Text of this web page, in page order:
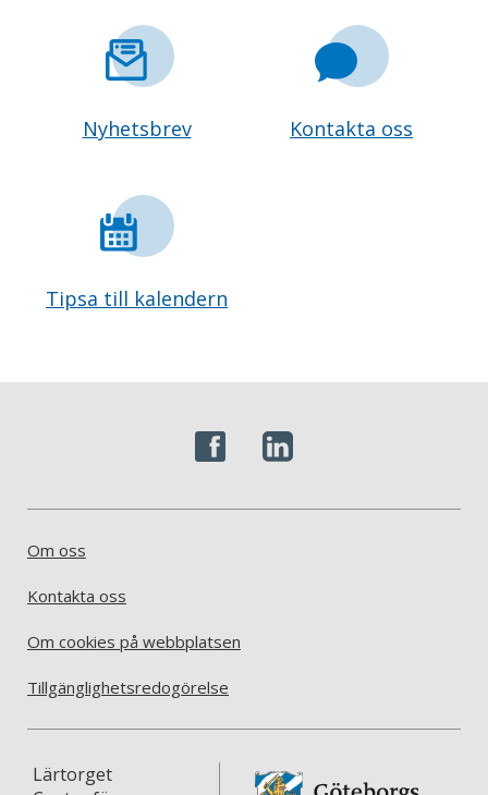
Nyhetsbrev Kontakta oss
Tipsa till kalendern
Om oss
Kontakta oss
Om cookies på webbplatsen
Tillgänglighetsredogörelse
Lärtorget